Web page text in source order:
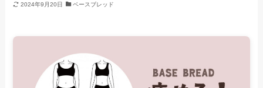
2024年9月20日 ベースブレッド